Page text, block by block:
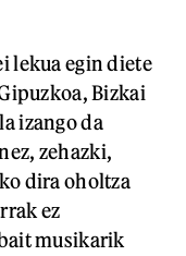
lekua egin diete
Bizkai
izango da
zehazki,
dira oholtza
ez
musikarik